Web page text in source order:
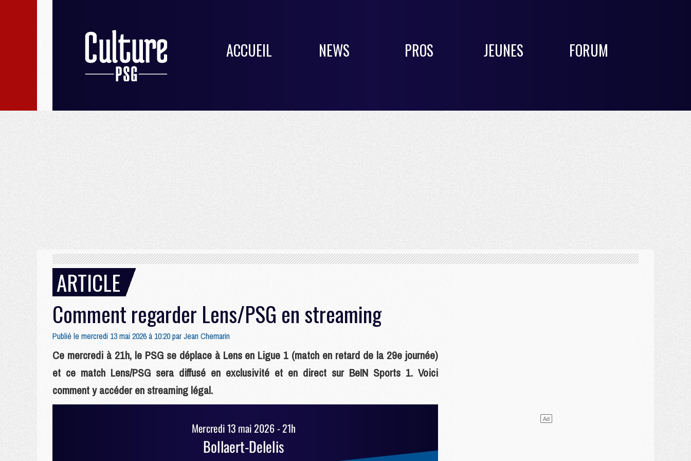
ACCUEIL NEWS PROS JEUNES FORUM
ARTICLE
Comment regarder Lens/PSG en streaming
Publié le mercredi 13 mai 2026 à 10:20 parJean Chemarin
Ce mercredi à 21h, le PSG se déplace à Lens en Ligue 1 (match en retard de la 29e journée)
et ce match Lens/PSG sera diffusé en exclusivité et en direct sur BeIN Sports 1. Voici
comment y accéder en streaming légal.